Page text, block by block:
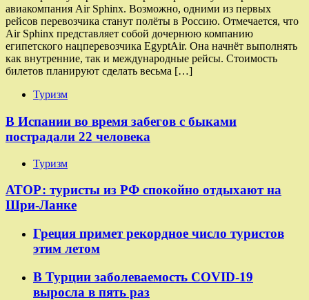
авиакомпания Air Sphinx. Возможно, одними из первых
рейсов перевозчика станут полёты в Россию. Отмечается, что
Air Sphinx представляет собой дочернюю компанию
египетского нацперевозчика EgyptAir. Она начнёт выполнять
как внутренние, так и международные рейсы. Стоимость
билетов планируют сделать весьма […]
Туризм
В Испании во время забегов с быками
пострадали 22 человека
Туризм
АТОР: туристы из РФ спокойно отдыхают на
Шри-Ланке
Греция примет рекордное число туристов
этим летом
В Турции заболеваемость COVID-19
выросла в пять раз